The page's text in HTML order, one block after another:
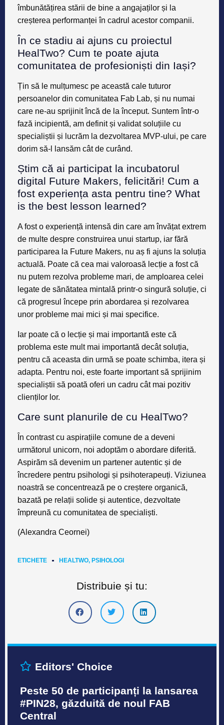
îmbunătățirea stării de bine a angajaților și la
creșterea performanței în cadrul acestor companii.
În ce stadiu ai ajuns cu proiectul
HealTwo? Cum te poate ajuta
comunitatea de profesioniști din Iași?
Țin să le mulțumesc pe această cale tuturor
persoanelor din comunitatea Fab Lab, și nu numai
care ne-au sprijinit încă de la început. Suntem într-o
fază incipientă, am definit și validat soluțiile cu
specialiștii și lucrăm la dezvoltarea MVP-ului, pe care
dorim să-l lansăm cât de curând.
Știm că ai participat la incubatorul
digital Future Makers, felicitări! Cum a
fost experiența asta pentru tine? What
is the best lesson learned?
A fost o experiență intensă din care am învățat extrem
de multe despre construirea unui startup, iar fără
participarea la Future Makers, nu aș fi ajuns la soluția
actuală. Poate că cea mai valoroasă lecție a fost că
nu putem rezolva probleme mari, de amploarea celei
legate de sănătatea mintală printr-o singură soluție, ci
că progresul începe prin abordarea și rezolvarea
unor probleme mai mici și mai specifice.
Iar poate că o lecție și mai importantă este că
problema este mult mai importantă decât soluția,
pentru că aceasta din urmă se poate schimba, itera și
adapta. Pentru noi, este foarte important să sprijinim
specialiștii să poată oferi un cadru cât mai pozitiv
clienților lor.
Care sunt planurile de cu HealTwo?
În contrast cu aspirațiile comune de a deveni
următorul unicorn, noi adoptăm o abordare diferită.
Aspirăm să devenim un partener autentic și de
încredere pentru psihologi și psihoterapeuți. Viziunea
noastră se concentrează pe o creștere organică,
bazată pe relații solide și autentice, dezvoltate
împreună cu comunitatea de specialiști.
(Alexandra Ceornei)
ETICHETE HEALTWO, PSIHOLOGI
Distribuie și tu:
Editors' Choice
Peste 50 de participanți la lansarea
#PIN28, găzduită de noul FAB
Central